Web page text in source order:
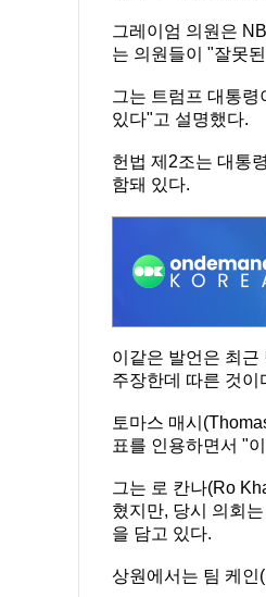
그레이엄 의원은
는 의원들이 "잘못
그는 트럼프 대통
있다"고 설명했다.
헌법 제2조는 대통
함돼 있다.
이같은 발언은 최
주장한데 따른 것이
토마스 매시
표를 인용하면서 "
그는 로 칸나(Ro
혔지만, 당시 의회
을 담고 있다.
상원에서는 팀 케인